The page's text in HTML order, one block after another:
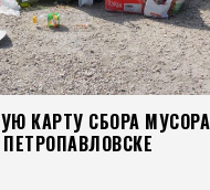
КАРТУ СБОРА МУСОРА